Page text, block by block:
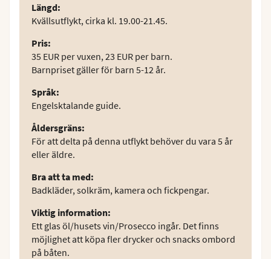
Längd:
Kvällsutflykt, cirka kl. 19.00-21.45.
Pris:
35 EUR per vuxen, 23 EUR per barn.
Barnpriset gäller för barn 5-12 år.
Språk:
Engelsktalande guide.
Åldersgräns:
För att delta på denna utflykt behöver du vara 5 år
eller äldre.
Bra att ta med:
Badkläder, solkräm, kamera och fickpengar.
Viktig information:
Ett glas öl/husets vin/Prosecco ingår. Det finns
möjlighet att köpa fler drycker och snacks ombord
på båten.